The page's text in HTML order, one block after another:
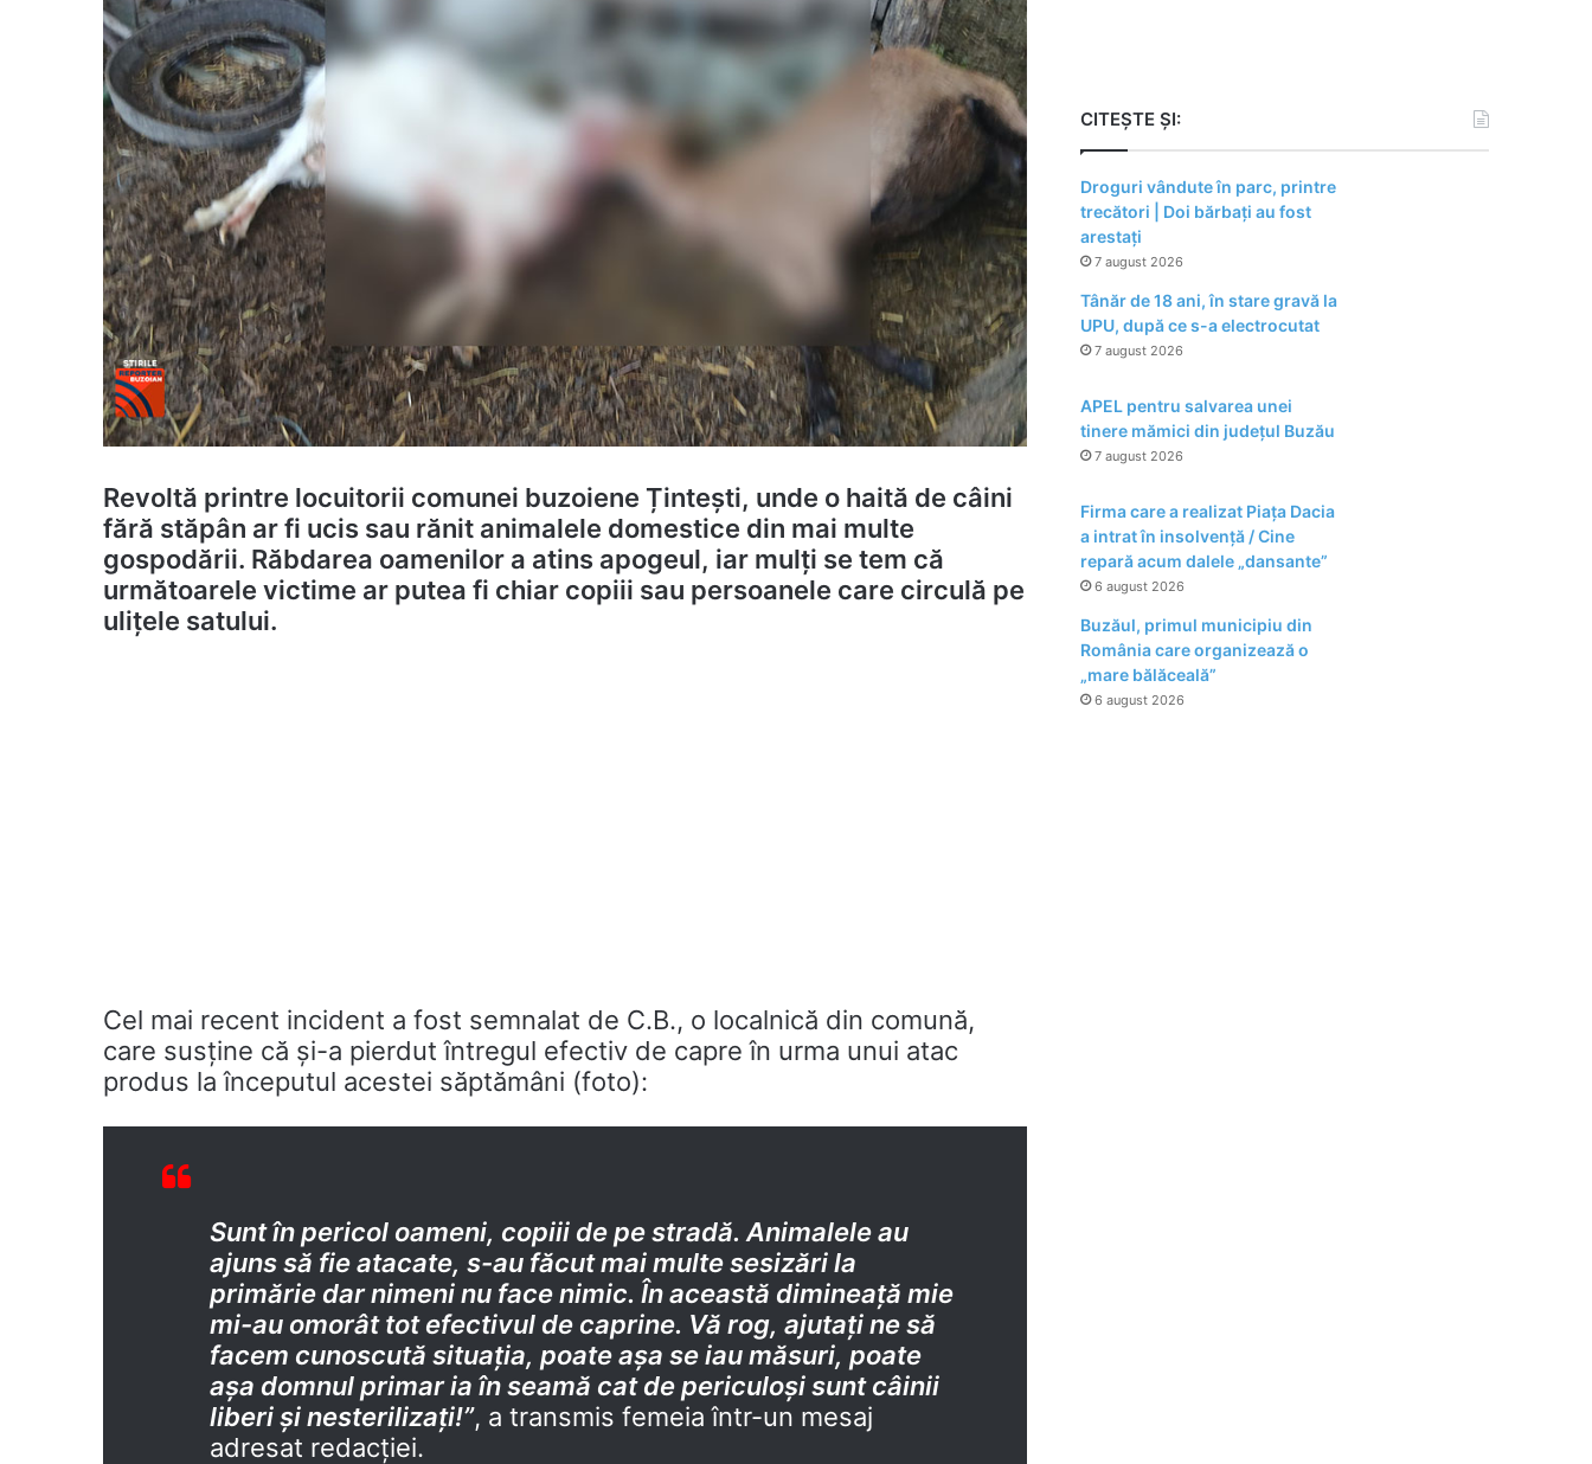
Revoltă printre locuitorii comunei buzoiene Țintești, unde o haită de câini
fără stăpân ar fi ucis sau rănit animalele domestice din mai multe
gospodării. Răbdarea oamenilor a atins apogeul, iar mulți se tem că
următoarele victime ar putea fi chiar copiii sau persoanele care circulă pe
ulițele satului.
Cel mai recent incident a fost semnalat de C.B., o localnică din comună,
care susține că și-a pierdut întregul efectiv de capre în urma unui atac
produs la începutul acestei săptămâni (foto):
Sunt în pericol oameni, copiii de pe stradă. Animalele au
ajuns să fie atacate, s-au făcut mai multe sesizări la
primărie dar nimeni nu face nimic. În această dimineață mie
mi-au omorât tot efectivul de caprine. Vă rog, ajutați ne să
facem cunoscută situația, poate așa se iau măsuri, poate
așa domnul primar ia în seamă cat de periculoși sunt câinii
liberi și nesterilizați!”, a transmis femeia într-un mesaj
adresat redacției.
CITEȘTE ȘI:
Droguri vândute în parc, printre
trecători | Doi bărbați au fost
arestați
7 august 2026
Tânăr de 18 ani, în stare gravă la
UPU, după ce s-a electrocutat
7 august 2026
APEL pentru salvarea unei
tinere mămici din județul Buzău
7 august 2026
Firma care a realizat Piața Dacia
a intrat în insolvență / Cine
repară acum dalele „dansante”
6 august 2026
Buzăul, primul municipiu din
România care organizează o
„mare bălăceală”
6 august 2026